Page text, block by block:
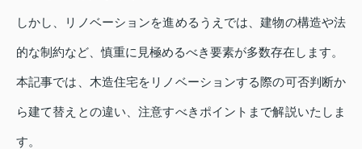
しかし、リノベーションを進めるうえでは、建物の構造や法
的な制約など、慎重に見極めるべき要素が多数存在します。
本記事では、木造住宅をリノベーションする際の可否判断か
ら建て替えとの違い、注意すべきポイントまで解説いたしま
す。